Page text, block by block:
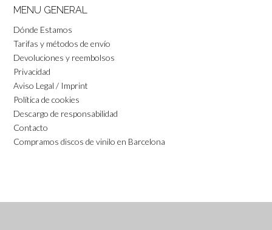
MENU GENERAL
Dónde Estamos
Tarifas y métodos de envío
Devoluciones y reembolsos
Privacidad
Aviso Legal / Imprint
Política de cookies
Descargo de responsabilidad
Contacto
Compramos discos de vinilo en Barcelona